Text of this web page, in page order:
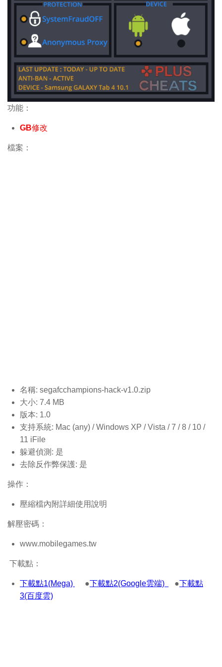
功能：
GB修改
檔案：
名稱: segafcchampions-hack-v1.0.zip
大小: 7.4 MB
版本: 1.0
支持系統: Mac (any) / Windows XP / Vista / 7 / 8 / 10 /
11 iFile
躲避偵測: 是
去除反作弊保護: 是
操作：
壓縮檔內附詳細使用說明
解壓密碼：
www.mobilegames.tw
下載點：
下載點1(Mega) ●下載點2(Google雲端) ●下載點
3(百度雲)